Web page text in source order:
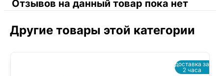
Отзывов на данный товар пока нет
Другие товары этой категории
доставка за
2 часа